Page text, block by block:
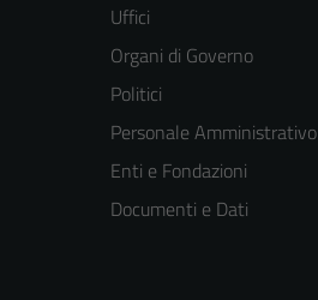
Uffici
Organi di Governo
Politici
Personale Amministrativo
Enti e Fondazioni
Documenti e Dati